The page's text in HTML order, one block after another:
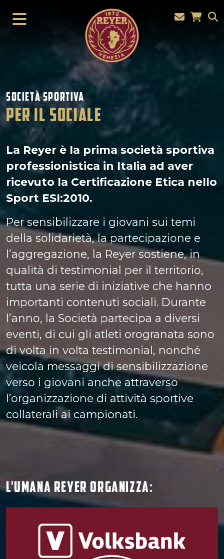
SOCIETÀ SPORTIVA
PER IL SOCIALE
La Reyer è la prima società sportiva
professionistica in Italia ad aver
ricevuto la Certificazione Etica nello
Sport ESI:2010.
Per sensibilizzare i giovani sui temi
della solidarietà, la partecipazione e
l’aggregazione, la Reyer sostiene, in
qualità di testimonial per il territorio,
tutta una serie di iniziative che hanno
importanti contenuti sociali. Durante
l’anno, la Società partecipa a diversi
eventi, di cui gli atleti orogranata sono
di volta in volta testimonial, nonché
veicola messaggi di sensibilizzazione
verso i giovani anche attraverso
l’organizzazione di attività sportive
collaterali ai campionati.
L'umana reyer ORGANIZZA: